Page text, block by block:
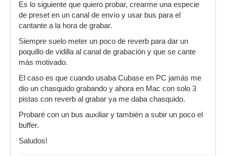
Es lo siguiente que quiero probar, crearme una especie
de preset en un canal de envío y usar bus para el
cantante a la hora de grabar.
Siempre suelo meter un poco de reverb para dar un
poquillo de vidilla al canal de grabación y que se cante
más motivado.
El caso es que cuando usaba Cubase en PC jamás me
dio un chasquido grabando y ahora en Mac con solo 3
pistas con reverb al grabar ya me daba chasquido.
Probaré con un bus auxiliar y también a subir un poco el
buffer.
Saludos!